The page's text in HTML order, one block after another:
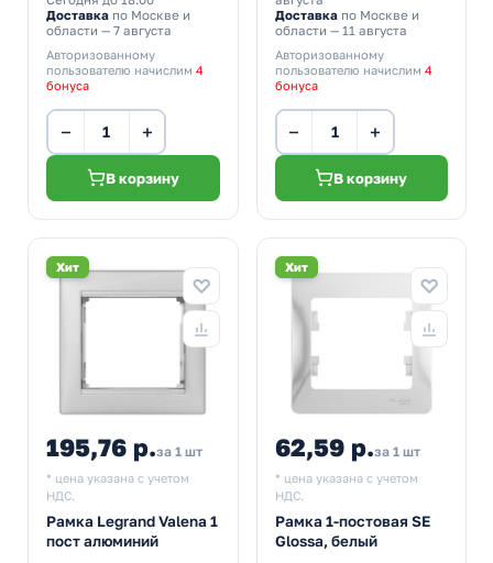
Доставка по Москве и
области — 7 августа
Авторизованному
пользователю начислим 4
бонуса
− +
В корзину
Доставкапо Москве и
области — 11 августа
Авторизованному
пользователю начислим 4
бонуса
− +
В корзину
Хит
195,76 р.за 1 шт
* цена указана с учетом
НДС.
Рамка Legrand Valena 1
пост алюминий
Хит
62,59 р.за 1 шт
* цена указана с учетом
НДС.
Рамка 1-постовая SE
Glossa, белый